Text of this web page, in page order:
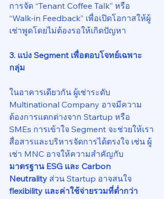
การจัด “Tenant Coffee Talk” หรือ
“Walk-in Feedback” เพื่อเปิดโอกาสให้ผู้
เช่าพูดโดยไม่ต้องรอให้เกิดปัญหา
3. แบ่ง Segment เพื่อตอบโจทย์เฉพาะ
กลุ่ม
ในอาคารเดียวกัน ผู้เช่าระดับ
Multinational Company อาจมีความ
ต้องการแตกต่างจาก Startup หรือ
SMEs การเข้าใจ Segment จะช่วยให้เรา
สื่อสารและบริหารจัดการได้ตรงใจ เช่น ผู้
เช่า MNC อาจให้ความสำคัญกับ
มาตรฐาน ESG และ Carbon
Neutrality ส่วน Startup อาจสนใจ
flexibility และค่าใช้จ่ายรวมที่ต่ำกว่า